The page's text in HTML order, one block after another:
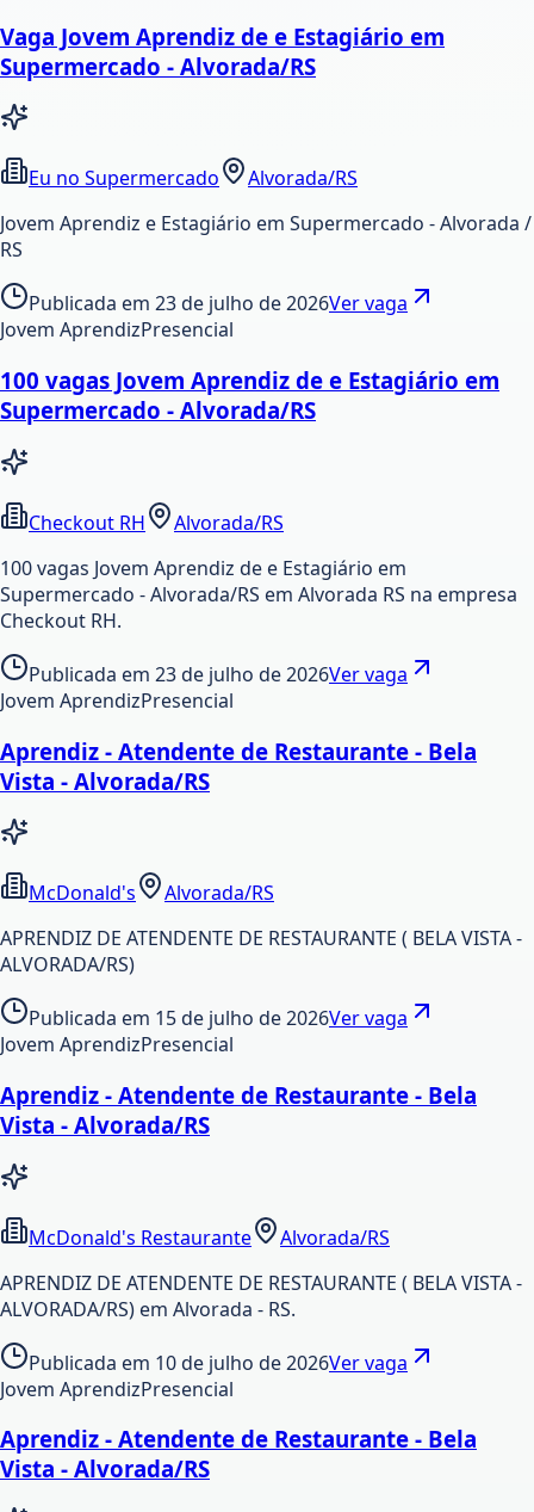
Vaga Jovem Aprendiz de e Estagiário em
Supermercado - Alvorada/RS
Eu no Supermercado
Alvorada/RS
Jovem Aprendiz e Estagiário em Supermercado - Alvorada /
RS
Publicada em 23 de julho de 2026Ver vaga
Jovem AprendizPresencial
100 vagas Jovem Aprendiz de e Estagiário em
Supermercado - Alvorada/RS
Checkout RH
Alvorada/RS
100 vagas Jovem Aprendiz de e Estagiário em
Supermercado - Alvorada/RS em Alvorada RS na empresa
Checkout RH.
Publicada em 23 de julho de 2026Ver vaga
Jovem AprendizPresencial
Aprendiz - Atendente de Restaurante - Bela
Vista - Alvorada/RS
McDonald's
Alvorada/RS
APRENDIZ DE ATENDENTE DE RESTAURANTE ( BELA VISTA -
ALVORADA/RS)
Publicada em 15 de julho de 2026Ver vaga
Jovem AprendizPresencial
Aprendiz - Atendente de Restaurante - Bela
Vista - Alvorada/RS
McDonald's Restaurante
Alvorada/RS
APRENDIZ DE ATENDENTE DE RESTAURANTE ( BELA VISTA -
ALVORADA/RS) em Alvorada - RS.
Publicada em 10 de julho de 2026Ver vaga
Jovem AprendizPresencial
Aprendiz - Atendente de Restaurante - Bela
Vista - Alvorada/RS